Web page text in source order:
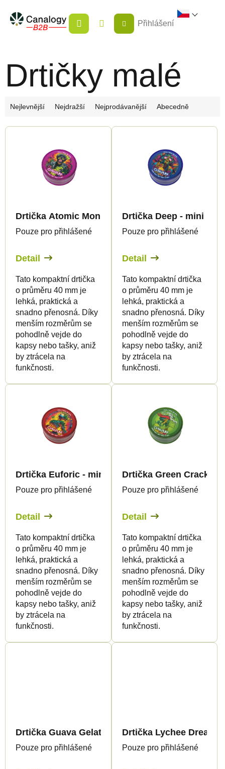
obsah
NÁKUPNÍ
KOŠÍK
Přihlášení
Drtičky malé
Ř
z
Nejlevnější Nejdražší Nejprodávanější Abecedně
V
Drtička Atomic Monkey - mini
Pouze pro přihlášené
Detail
Tato kompaktní drtička
o průměru 40 mm je
lehká, praktická a
snadno přenosná. Díky
menším rozměrům se
pohodlně vejde do
kapsy nebo tašky, aniž
by ztrácela na
funkčnosti.
Drtička Deep - mini
Pouze pro přihlášené
Detail
Tato kompaktní drtička
o průměru 40 mm je
lehká, praktická a
snadno přenosná. Díky
menším rozměrům se
pohodlně vejde do
kapsy nebo tašky, aniž
by ztrácela na
funkčnosti.
Drtička Euforic - mini
Pouze pro přihlášené
Detail
Tato kompaktní drtička
o průměru 40 mm je
lehká, praktická a
snadno přenosná. Díky
menším rozměrům se
pohodlně vejde do
kapsy nebo tašky, aniž
by ztrácela na
funkčnosti.
Drtička Green Crack -
Pouze pro přihlášené
Detail
Tato kompaktní drtička
o průměru 40 mm je
lehká, praktická a
snadno přenosná. Díky
menším rozměrům se
pohodlně vejde do
kapsy nebo tašky, aniž
by ztrácela na
funkčnosti.
Drtička Guava Gelato - mini
Pouze pro přihlášené
Drtička Lychee Dream -
Pouze pro přihlášené